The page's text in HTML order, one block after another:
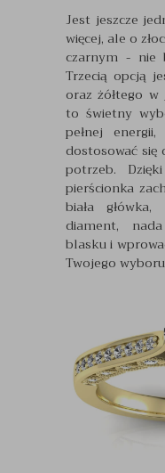
Jest jeszcze
więcej, ale o
czarnym - nie
Trzecią opcją
oraz żółtego w
to świetny
pełnej
dostosować się
potrzeb.
pierścionka
biała
diament,
blasku i
Twojego